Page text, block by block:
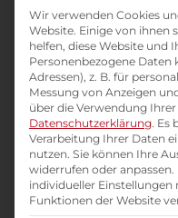
Wir verwenden Cookies
Website. Einige von ihnen
helfen, diese Website und
Personenbezogene Daten
Adressen), z. B. für
Messung von Anzeigen
über die Verwendung
Datenschutzerklärung. Es
Verarbeitung Ihrer Daten
nutzen. Sie können Ihre
widerrufen oder anpassen.
individueller
Funktionen der Website